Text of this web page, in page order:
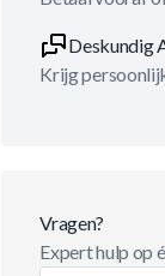
Deskundig
Krijg
Vragen?
Expert hulp op